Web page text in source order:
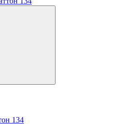
134